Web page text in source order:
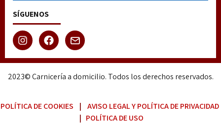
SÍGUENOS
2023© Carnicería a domicilio. Todos los derechos reservados.
POLÍTICA DE COOKIES | AVISO LEGAL Y POLÍTICA DE PRIVACIDAD
| POLÍTICA DE USO